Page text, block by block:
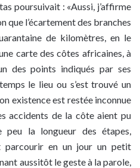
poursuivait : «Aussi, j’affirme
que l’écartement des branches
de kilomètres, en le
carte des côtes africaines, à
des points indiqués par ses
le lieu ou s’est trouvé un
existence est restée inconnue
accidents de la côte aient pu
peu la longueur des étapes,
parcourir en un jour un petit
aussitôt le geste à la parole,